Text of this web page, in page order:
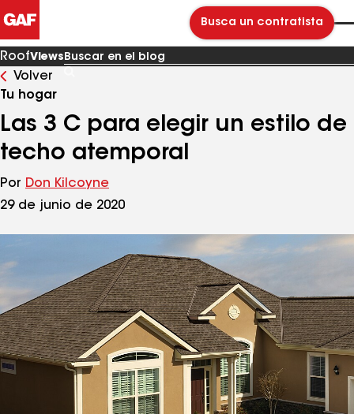
Busca un contratista
RoofViews
blog
Volver
Tu hogar
Las 3 C para elegir un estilo de
techo atemporal
Por Don Kilcoyne
29 de junio de 2020